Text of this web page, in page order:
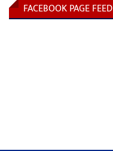
FACEBOOK PAGE FEED